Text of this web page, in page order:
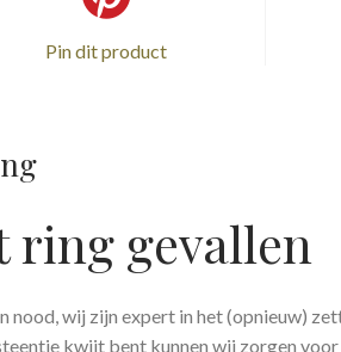
Pin dit product
ring gevallen
nood, wij zijn expert in het (opnieuw)
kwijt bent kunnen wij zorgen